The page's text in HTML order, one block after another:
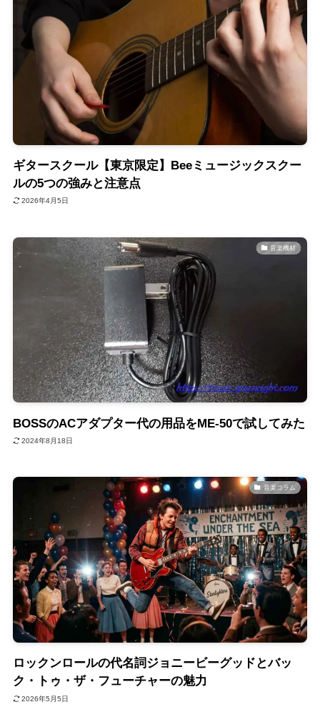
ギタースクール【東京限定】Beeミュージックスクー
ルの5つの強みと注意点
2026年4月5日
音楽機材
BOSSのACアダプター代の用品をME-50で試してみた
2024年8月18日
音楽コラム
ロックンロールの代名詞ジョニービーグッドとバッ
ク・トゥ・ザ・フューチャーの魅力
2026年5月5日